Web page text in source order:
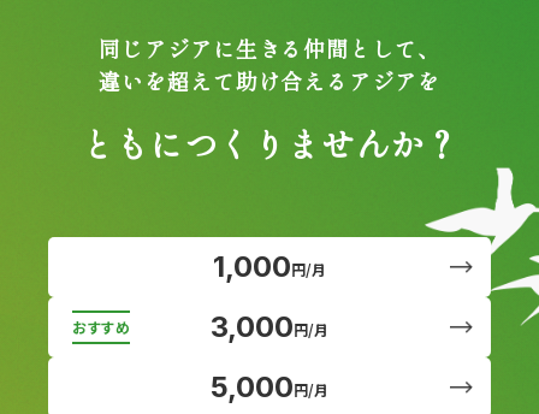
同じアジアに生きる仲間として、
違いを超えて助け合えるアジアを
ともにつくりませんか？
1,000円/月
3,000円/月
5,000円/月